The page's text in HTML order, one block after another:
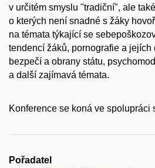
v určitém smyslu "tradiční", ale
o kterých není snadné s žáky
na témata týkající se
tendencí žáků, pornografie a jejích
bezpečí a obrany státu,
a další zajímavá témata.
Konference se koná ve spolupráci
Pořadatel